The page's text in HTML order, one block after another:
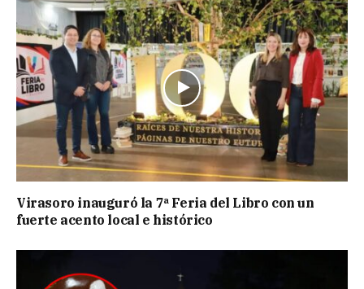
Virasoro inauguró la 7ª Feria del Libro con un
fuerte acento local e histórico